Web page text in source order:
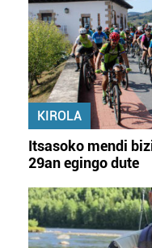
KIROLA
Itsasoko mendi
29an egingo dute